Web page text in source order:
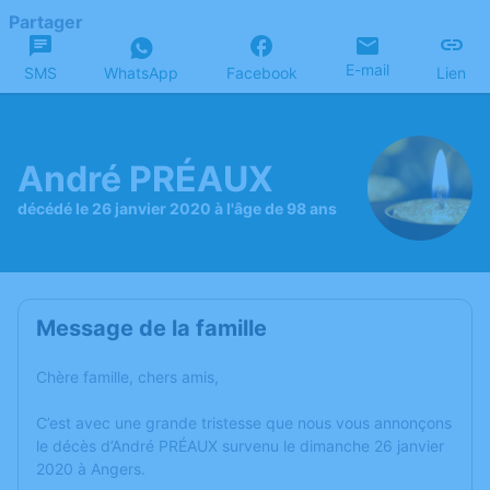
Partager
SMS WhatsApp Facebook E-mail Lien
André PRÉAUX
décédé le 26 janvier 2020 à l'âge de 98 ans
Message de la famille
Chère famille, chers amis,
C’est avec une grande tristesse que nous vous annonçons
le décès d’André PRÉAUX survenu le dimanche 26 janvier
2020 à Angers.